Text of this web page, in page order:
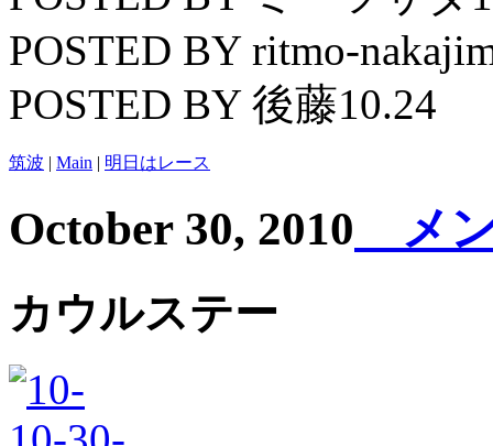
POSTED BY ritmo-
POSTED BY 後藤10.24
筑波 | Main | 明日はレース
October 30, 2010 メン
カウルステー